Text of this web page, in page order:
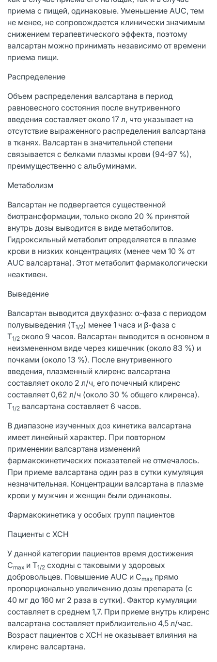
приема с пищей, одинаковые. Уменьшение AUC, тем
не менее, не сопровождается клинически значимым
снижением терапевтического эффекта, поэтому
валсартан можно принимать независимо от времени
приема пищи.
Распределение
Объем распределения валсартана в период
равновесного состояния после внутривенного
введения составляет около 17 л, что указывает на
отсутствие выраженного распределения валсартана
в тканях. Валсартан в значительной степени
связывается с белками плазмы крови (94-97 %),
преимущественно с альбуминами.
Метаболизм
Валсартан не подвергается существенной
биотрансформации, только около 20 % принятой
внутрь дозы выводится в виде метаболитов.
Гидроксильный метаболит определяется в плазме
крови в низких концентрациях (менее чем 10 % от
AUC валсартана). Этот метаболит фармакологически
неактивен.
Выведение
Валсартан выводится двухфазно: α-фаза с периодом
полувыведения (T1/2) менее 1 часа и β-фаза с
T1/2 около 9 часов. Валсартан выводится в основном в
неизмененном виде через кишечник (около 83 %) и
почками (около 13 %). После внутривенного
введения, плазменный клиренс валсартана
составляет около 2 л/ч, его почечный клиренс
составляет 0,62 л/ч (около 30 % общего клиренса).
T1/2 валсартана составляет 6 часов.
В диапазоне изученных доз кинетика валсартана
имеет линейный характер. При повторном
применении валсартана изменений
фармакокинетических показателей не отмечалось.
При приеме валсартана один раз в сутки кумуляция
незначительная. Концентрации валсартана в плазме
крови у мужчин и женщин были одинаковы.
Фармакокинетика у особых групп пациентов
Пациенты с ХСН
У данной категории пациентов время достижения
Сmax и Т1/2 сходны с таковыми у здоровых
добровольцев. Повышение AUC и Сmax прямо
пропорционально увеличению дозы препарата (с
40 мг до 160 мг 2 раза в сутки). Фактор кумуляции
составляет в среднем 1,7. При приеме внутрь клиренс
валсартана составляет приблизительно 4,5 л/час.
Возраст пациентов с ХСН не оказывает влияния на
клиренс валсартана.